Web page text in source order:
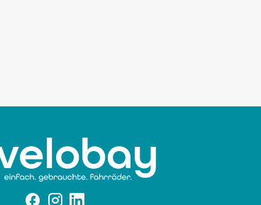
FacebookInstagram